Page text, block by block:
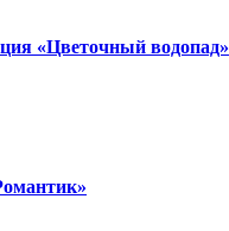
«Цветочный водопад»